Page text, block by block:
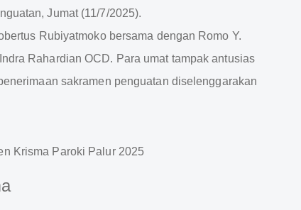
Jumat (11/7/2025).
Rubiyatmoko bersama dengan Romo Y.
Rahardian OCD. Para umat tampak antusias
sakramen penguatan diselenggarakan